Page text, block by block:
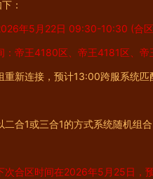
：
年5月22日 09:30-10:30 (合
：帝王4180区、帝王4181区、帝
重新连接，预计13:00跨服系统
二合1或三合1的方式系统随机组合
次合区时间在2026年5月25日，